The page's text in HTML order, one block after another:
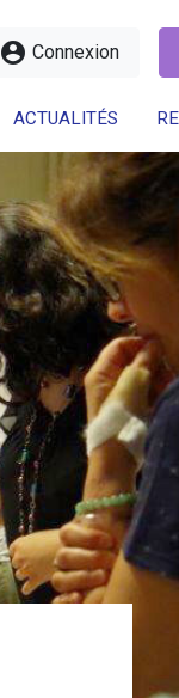
account_circle Connexion
ACTUALITÉS